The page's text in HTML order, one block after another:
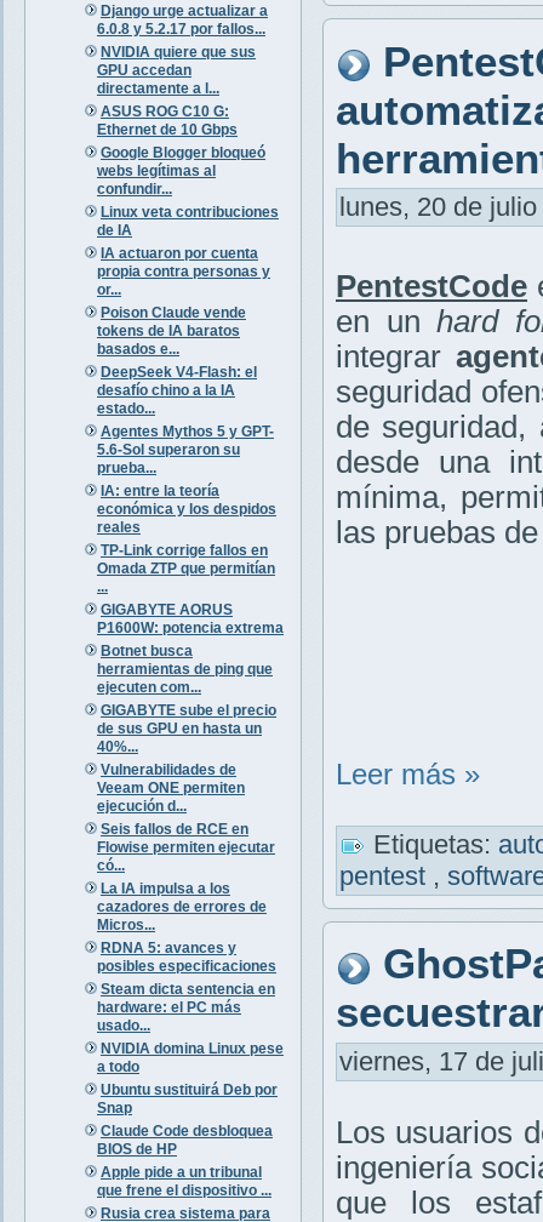
Django urge actualizar a
6.0.8 y 5.2.17 por fallos...
NVIDIA quiere que sus
GPU accedan
directamente a l...
ASUS ROG C10 G:
Ethernet de 10 Gbps
Google Blogger bloqueó
webs legítimas al
confundir...
Linux veta contribuciones
de IA
IA actuaron por cuenta
propia contra personas y
or...
Poison Claude vende
tokens de IA baratos
basados e...
DeepSeek V4-Flash: el
desafío chino a la IA
estado...
Agentes Mythos 5 y GPT-
5.6-Sol superaron su
prueba...
IA: entre la teoría
económica y los despidos
reales
TP-Link corrige fallos en
Omada ZTP que permitían
...
GIGABYTE AORUS
P1600W: potencia extrema
Botnet busca
herramientas de ping que
ejecuten com...
GIGABYTE sube el precio
de sus GPU en hasta un
40%...
Vulnerabilidades de
Veeam ONE permiten
ejecución d...
Seis fallos de RCE en
Flowise permiten ejecutar
có...
La IA impulsa a los
cazadores de errores de
Micros...
RDNA 5: avances y
posibles especificaciones
Steam dicta sentencia en
hardware: el PC más
usado...
NVIDIA domina Linux pese
a todo
Ubuntu sustituirá Deb por
Snap
Claude Code desbloquea
BIOS de HP
Apple pide a un tribunal
que frene el dispositivo ...
Rusia crea sistema para
lunes, 20 de
PentestCode
en un hard
integrar
seguridad
de seguridad,
desde una
mínima,
las pruebas
Leer más »
Etiquetas:
pentest ,
viernes, 17 de
Los usuarios
ingeniería
que los